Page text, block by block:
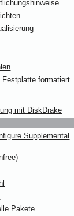
formatiert
mit DiskDrake
Supplemental
Pakete